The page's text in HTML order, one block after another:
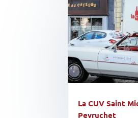
La CUV Saint
Peyruchet